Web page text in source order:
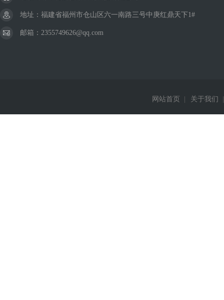
地址：福建省福州市仓山区六一南路三号中庚红鼎天下1#
邮箱：2355749626@qq.com
网站首页 关于我们